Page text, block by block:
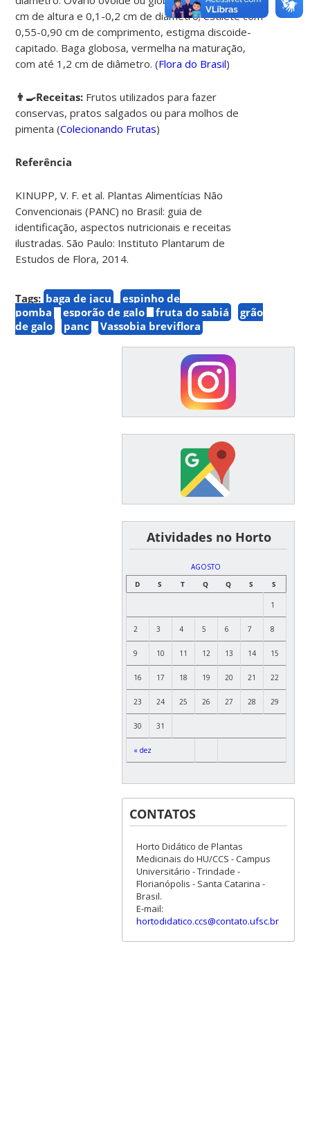
cm de altura e 0,1-0,2 cm de diâmetro; estilete com
0,55-0,90 cm de comprimento, estigma discoide-
capitado. Baga globosa, vermelha na maturação,
com até 1,2 cm de diâmetro. (Flora do Brasil)
👨‍🍳Receitas: Frutos utilizados para fazer
conservas, pratos salgados ou para molhos de
pimenta (Colecionando Frutas)
Referência
KINUPP, V. F. et al. Plantas Alimentícias Não
Convencionais (PANC) no Brasil: guia de
identificação, aspectos nutricionais e receitas
ilustradas. São Paulo: Instituto Plantarum de
Estudos de Flora, 2014.
Tags: baga de jacu
espinho de
pomba
esporão de galo fruta do sabiá
grão
de galo
panc Vassobia breviflora
͏ ͏ ͏ ͏ ͏ ͏Atividades no Horto
AGOSTO
D
S T Q Q S S
« dez
1
2 3 4 5 6 7 8
9 10 11 12 13 14 15
16 17 18 19 20 21 22
23 24 25 26 27 28 29
30 31
CONTATOS
Horto Didático de Plantas
Medicinais do HU/CCS - Campus
Universitário - Trindade -
Florianópolis - Santa Catarina -
Brasil.
E-mail:
hortodidatico.ccs@contato.ufsc.br